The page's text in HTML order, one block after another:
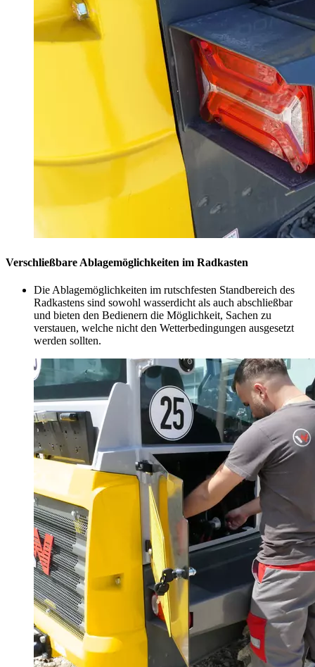
Verschließbare Ablagemöglichkeiten im Radkasten
Die Ablagemöglichkeiten im rutschfesten Standbereich des
Radkastens sind sowohl wasserdicht als auch abschließbar
und bieten den Bedienern die Möglichkeit, Sachen zu
verstauen, welche nicht den Wetterbedingungen ausgesetzt
werden sollten.